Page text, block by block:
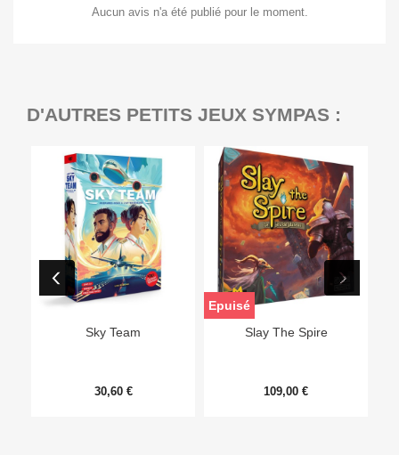
Aucun avis n'a été publié pour le moment.
D'AUTRES PETITS JEUX SYMPAS :
Sky Team
30,60 €
Slay The Spire
109,00 €
Epuisé